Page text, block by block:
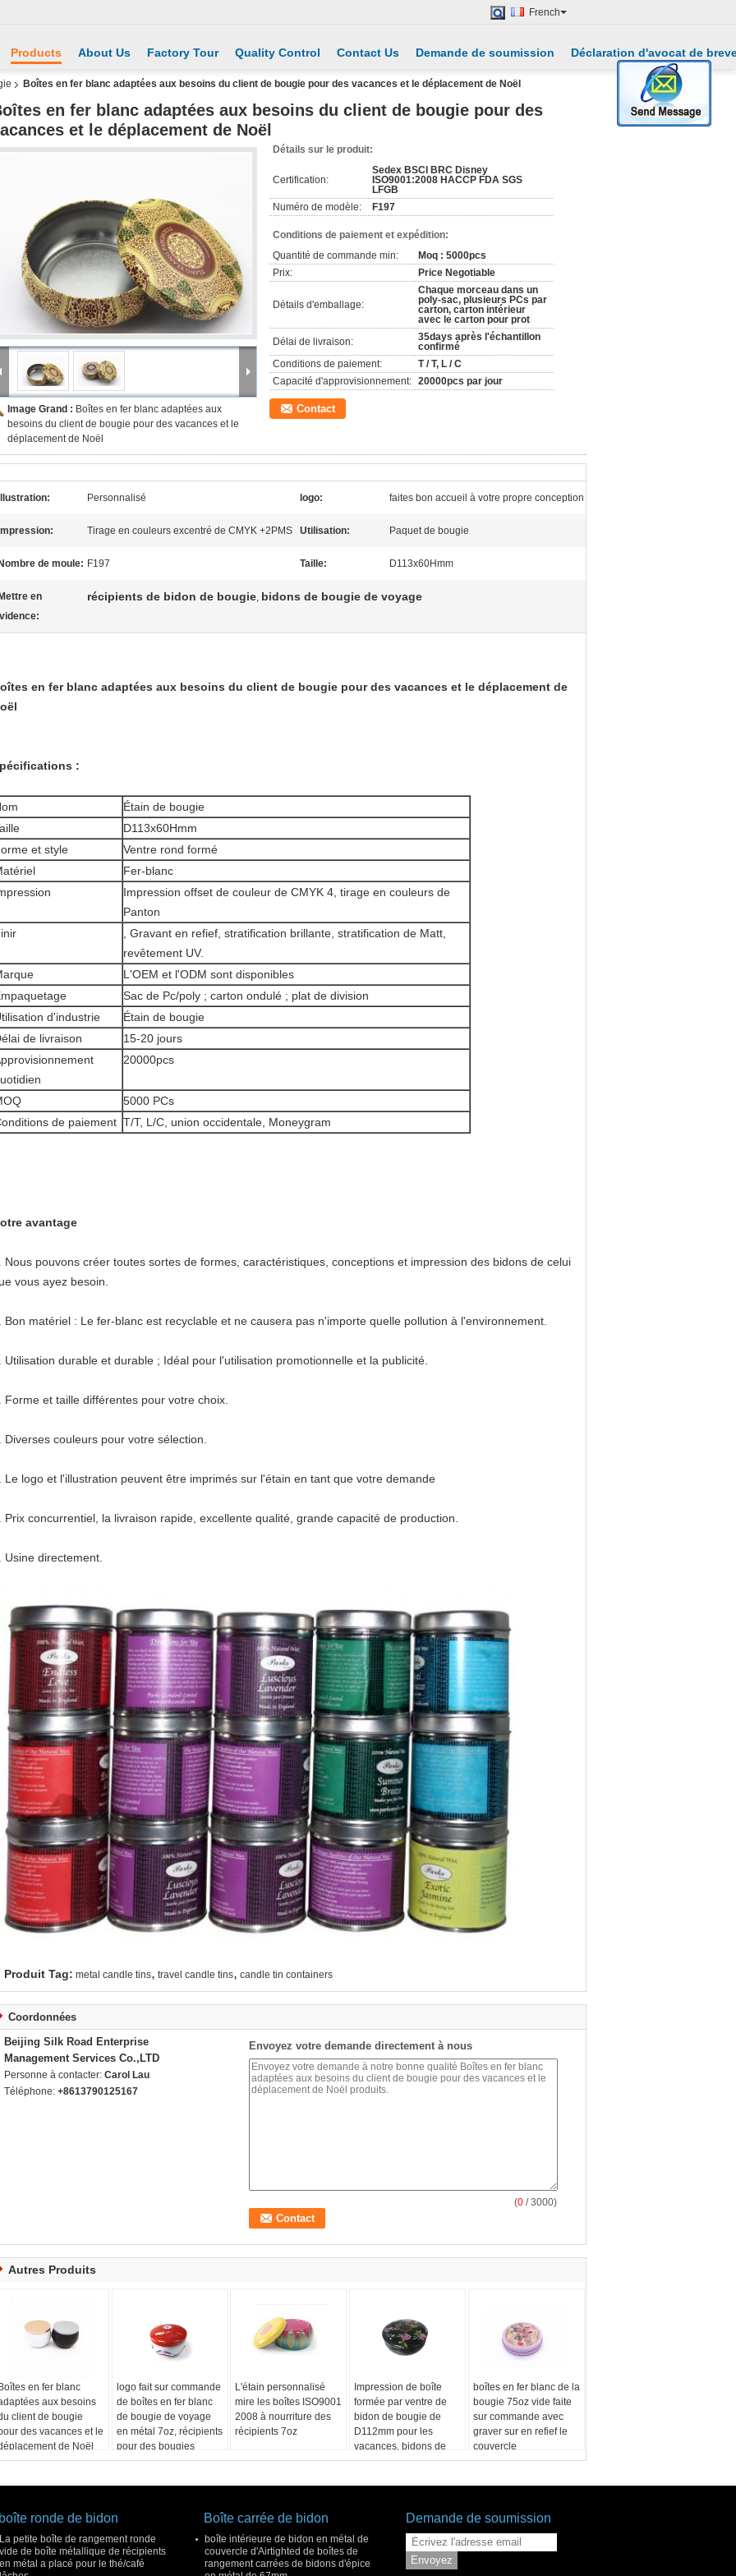
French
Products About Us Factory Tour Quality Control Contact Us Demande de soumission Déclaration d'avocat de
Boîtes en fer blanc adaptées aux besoins du client de bougie pour des vacances et le déplacement de Noël
en fer blanc adaptées aux besoins du client de bougie pour des
et le déplacement de Noël
Image Grand : Boîtes en fer blanc adaptées aux
besoins du client de bougie pour des vacances et le
déplacement de Noël
Détails sur le produit:
Certification:
Sedex BSCI BRC Disney
ISO9001:2008 HACCP FDA SGS
LFGB
Numéro de modèle:
F197
Conditions de paiement et expédition:
Quantité de commande min:
Moq : 5000pcs
Prix:
Price Negotiable
Détails d'emballage:
Chaque morceau dans un
poly-sac, plusieurs PCs par
carton, carton intérieur
avec le carton pour prot
Délai de livraison:
35days après l'échantillon
confirmé
Conditions de paiement:
T / T, L / C
Capacité d'approvisionnement: 20000pcs par jour
Contact
Personnalisé logo: faites bon accueil à votre propre conception
Impression: Tirage en couleurs excentré de CMYK +2PMS Utilisation: Paquet de bougie
Nombre de moule: F197 Taille: D113x60Hmm
Mettre en
récipients de bidon de bougie, bidons de bougie de voyage
en fer blanc adaptées aux besoins du client de bougie pour des vacances et le déplacement de
:
Étain de bougie
D113x60Hmm
et style
Ventre rond formé
Fer-blanc
Impression offset de couleur de CMYK 4, tirage en couleurs de
Panton
, Gravant en refief, stratification brillante, stratification de Matt,
revêtement UV.
L'OEM et l'ODM sont disponibles
Sac de Pc/poly ; carton ondulé ; plat de division
d'industrie
Étain de bougie
de livraison
15-20 jours
20000pcs
5000 PCs
de paiement T/T, L/C, union occidentale, Moneygram
avantage
Nous pouvons créer toutes sortes de formes, caractéristiques, conceptions et impression des bidons de celui
vous ayez besoin.
Bon matériel : Le fer-blanc est recyclable et ne causera pas n'importe quelle pollution à l'environnement.
Utilisation durable et durable ; Idéal pour l'utilisation promotionnelle et la publicité.
Forme et taille différentes pour votre choix.
Diverses couleurs pour votre sélection.
Le logo et l'illustration peuvent être imprimés sur l'étain en tant que votre demande
Prix concurrentiel, la livraison rapide, excellente qualité, grande capacité de production.
Usine directement.
Produit Tag: metal candle tins, travel candle tins, candle tin containers
Coordonnées
Beijing Silk Road Enterprise
Management Services Co.,LTD
Personne à contacter: Carol Lau
Téléphone: +8613790125167
Envoyez votre demande directement à nous
(0 / 3000)
Autres Produits
en fer blanc
aux besoins
client de bougie
des vacances et le
de Noël
logo fait sur commande
de boîtes en fer blanc
de bougie de voyage
en métal 7oz, récipients
pour des bougies
L'étain personnalisé
mire les boîtes ISO9001
2008 à nourriture des
récipients 7oz
Impression de boîte
formée par ventre de
bidon de bougie de
D112mm pour les
vacances, bidons de
bougie avec des
boîtes en fer blanc de la
bougie 75oz vide faite
sur commande avec
graver sur en refief le
couvercle
boîte ronde de bidon
La petite boîte de rangement ronde
vide de boîte métallique de récipients
en métal a placé pour le thé/café
Boîte carrée de bidon
boîte intérieure de bidon en métal de
couvercle d'Airtighted de boîtes de
rangement carrées de bidons d'épice
Demande de soumission
Envoyez